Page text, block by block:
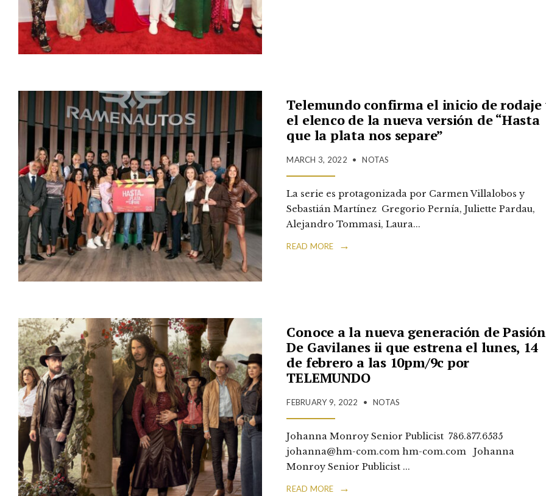
Telemundo confirma el inicio de rodaje
el elenco de la nueva versión de “Hasta
que la plata nos separe”
MARCH 3, 2022 • NOTAS
La serie es protagonizada por Carmen Villalobos y
Sebastián Martínez Gregorio Pernía, Juliette Pardau,
Alejandro Tommasi, Laura...
READ MORE →
Conoce a la nueva generación de Pasión
De Gavilanes ii que estrena el lunes, 14
de febrero a las 10pm/9c por
TELEMUNDO
FEBRUARY 9, 2022 • NOTAS
Johanna Monroy Senior Publicist 786.877.6535
johanna@hm-com.com hm-com.com Johanna
Monroy Senior Publicist ...
READ MORE →